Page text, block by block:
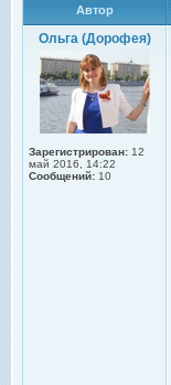
Автор
Ольга (Дорофея)
Зарегистрирован: 12
май 2016, 14:22
Сообщений: 10